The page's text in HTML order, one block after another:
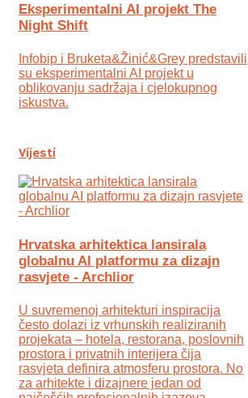
Eksperimentalni AI projekt The
Night Shift
Infobip i Bruketa&Žinić&Grey predstavili
su eksperimentalni AI projekt u
oblikovanju sadržaja i cjelokupnog
iskustva.
Vijesti
Hrvatska arhitektica lansirala
globalnu AI platformu za dizajn
rasvjete - Archlior
U suvremenoj arhitekturi inspiracija
često dolazi iz vrhunskih realiziranih
projekata – hotela, restorana, poslovnih
prostora i privatnih interijera čija
rasvjeta definira atmosferu prostora. No
za arhitekte i dizajnere jedan od